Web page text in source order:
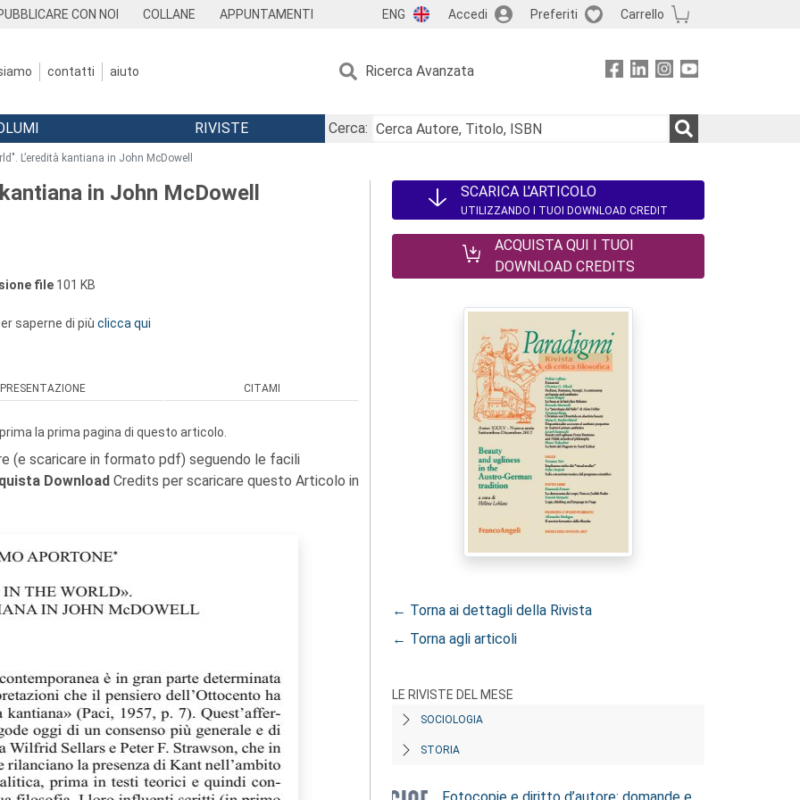
CON NOI COLLANE APPUNTAMENTI ENG Accedi Preferiti Carrello
contatti aiuto Ricerca Avanzata
RIVISTE Cerca:
L’eredità kantiana in John McDowell
in John McDowell
file 101 KB
saperne di più clicca qui
PRESENTAZIONE CITAMI
la prima pagina di questo articolo.
(e scaricare in formato pdf) seguendo le facili
Download Credits per scaricare questo Articolo in
SCARICA L'ARTICOLO
UTILIZZANDO I TUOI DOWNLOAD CREDIT
ACQUISTA QUI I TUOI
DOWNLOAD CREDITS
← Torna ai dettagli della Rivista
← Torna agli articoli
LE RIVISTE DEL MESE
SOCIOLOGIA
STORIA